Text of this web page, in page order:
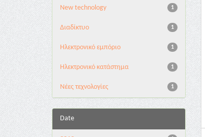
1
New technology
1
Διαδίκτυο
1
Ηλεκτρονικό εμπόριο
1
Ηλεκτρονικό κατάστημα
1
Νέες τεχνολογίες
Date